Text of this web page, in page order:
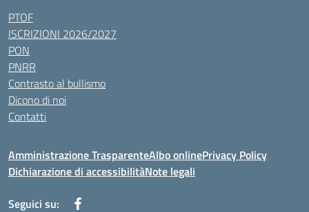
PTOF
ISCRIZIONI 2026/2027
PON
PNRR
Contrasto al bullismo
Dicono di noi
Contatti
Amministrazione TrasparenteAlbo onlinePrivacy Policy
Dichiarazione di accessibilitàNote legali
Seguici su: